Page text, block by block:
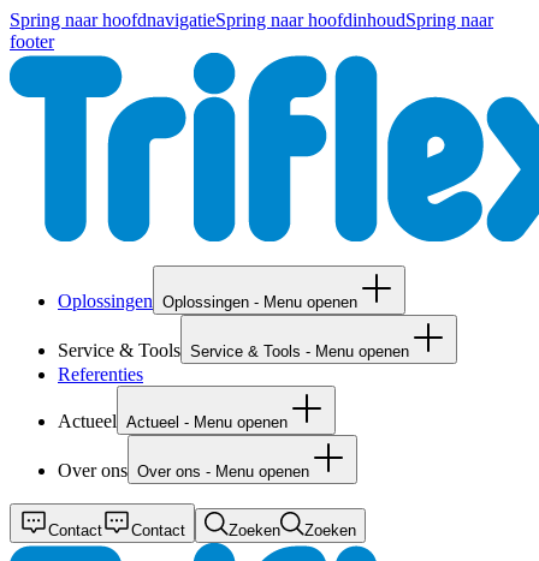
Spring naar hoofdnavigatieSpring naar hoofdinhoudSpring naar
footer
Oplossingen Oplossingen - Menu openen
Service & Tools Service & Tools - Menu openen
Referenties
Actueel Actueel - Menu openen
Over ons Over ons - Menu openen
Contact Contact Zoeken Zoeken